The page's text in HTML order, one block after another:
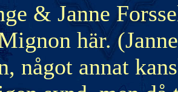
& Janne
här.
något annat